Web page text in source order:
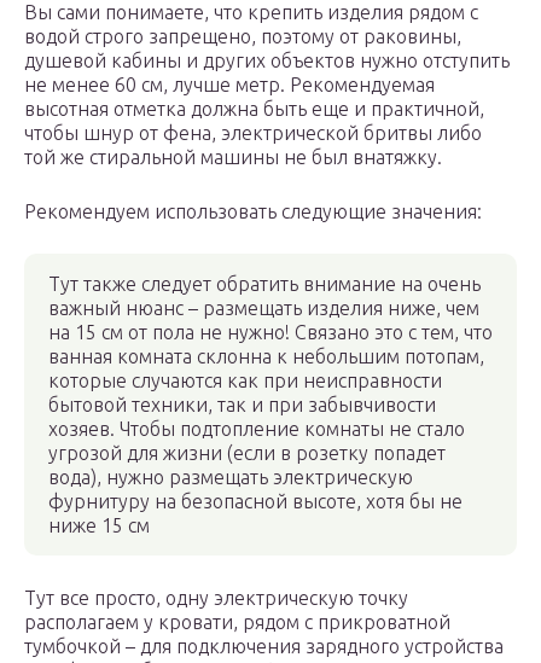
Вы сами понимаете, что крепить изделия рядом с
водой строго запрещено, поэтому от раковины,
душевой кабины и других объектов нужно отступить
не менее 60 см, лучше метр. Рекомендуемая
высотная отметка должна быть еще и практичной,
чтобы шнур от фена, электрической бритвы либо
той же стиральной машины не был внатяжку.
Рекомендуем использовать следующие значения:
Тут также следует обратить внимание на очень
важный нюанс – размещать изделия ниже, чем
на 15 см от пола не нужно! Связано это с тем, что
ванная комната склонна к небольшим потопам,
которые случаются как при неисправности
бытовой техники, так и при забывчивости
хозяев. Чтобы подтопление комнаты не стало
угрозой для жизни (если в розетку попадет
вода), нужно размещать электрическую
фурнитуру на безопасной высоте, хотя бы не
ниже 15 см
Тут все просто, одну электрическую точку
располагаем у кровати, рядом с прикроватной
тумбочкой – для подключения зарядного устройства